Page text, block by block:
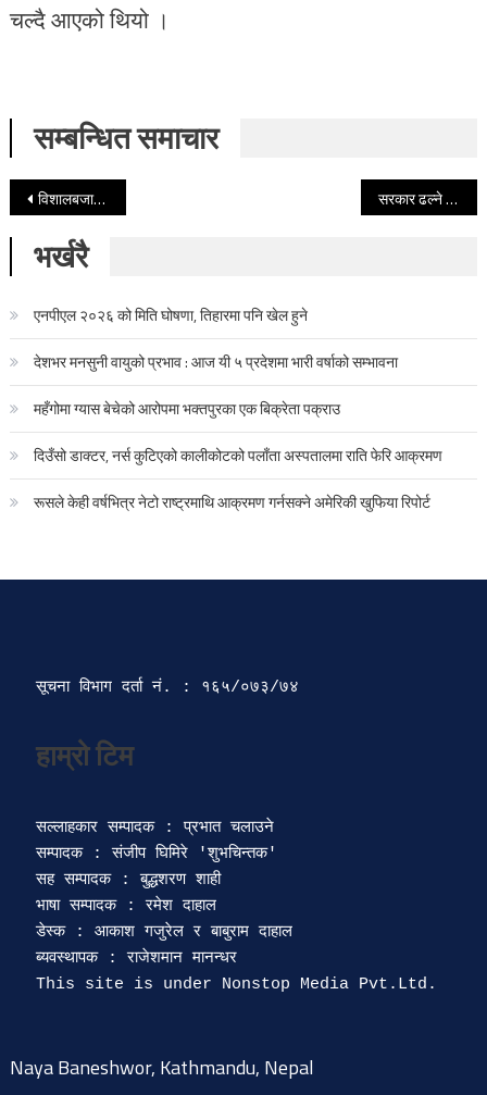
चल्दै आएको थियो ।
सम्बन्धित समाचार
Post navigation
विशालबजार विरुद्ध नीतिगत भ्रष्टाचारको मुद्दा सरकार ढल्ने थ्रेटले रोकियो डनसँगको इन्काउण्टर योजना
भर्खरै
एनपीएल २०२६ को मिति घोषणा, तिहारमा पनि खेल हुने
देशभर मनसुनी वायुको प्रभाव : आज यी ५ प्रदेशमा भारी वर्षाको सम्भावना
महँगोमा ग्यास बेचेको आरोपमा भक्तपुरका एक बिक्रेता पक्राउ
दिउँसो डाक्टर, नर्स कुटिएको कालीकोटको पलाँता अस्पतालमा राति फेरि आक्रमण
रूसले केही वर्षभित्र नेटो राष्ट्रमाथि आक्रमण गर्नसक्ने अमेरिकी खुफिया रिपोर्ट
सूचना विभाग दर्ता‍ नं. : १६५/०७३/७४
हाम्रो टिम
सल्लाहकार सम्पादक : प्रभात चलाउने
सम्पादक : संजीप घिमिरे 'शुभचिन्तक'
सह सम्पादक : बुद्धशरण शाही
भाषा सम्पादक : रमेश दाहाल
डेस्क : आकाश गजुरेल र बाबुराम दाहाल
ब्यवस्थापक : राजेशमान मानन्धर
Naya Baneshwor, Kathmandu, Nepal